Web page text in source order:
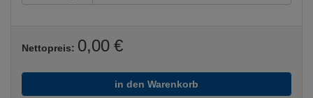
Nettopreis: 0,00 €
in den Warenkorb